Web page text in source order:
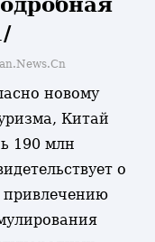
новому
Китай
190 млн
о